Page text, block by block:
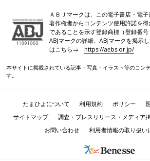
ＡＢＪマークは、この電子書店・電子
著作権者からコンテンツ使用許諾を
であることを示す登録商標（登録番号
ABJマークの詳細、ABJマークを掲示
はこちら→https://aebs.or.jp/
本サイトに掲載されている記事・写真・イラスト等のコン
す。
たまひよについて 利用規約 ポリシー
サイトマップ
調査・プレスリリース・メディア
お問い合わせ
利用者情報の取り扱い